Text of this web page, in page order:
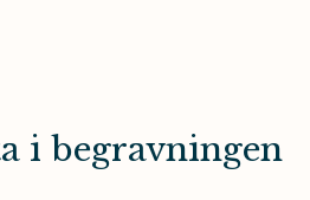
i begravningen